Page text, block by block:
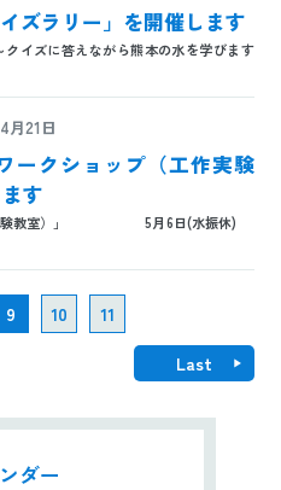
ズラリー」を開催します
イズに答えながら熊本の水を学びます
月21日
ークショップ（工作実験
す
作実験教室）」 5月6日(水振休)
9 10 11
Last
ダー